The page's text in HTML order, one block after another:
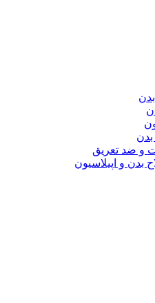
و ضد تعریق
بدن و اپیلاسیون